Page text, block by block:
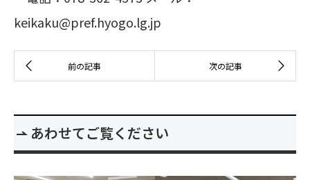
keikaku@pref.hyogo.lg.jp
あわせてご覧ください